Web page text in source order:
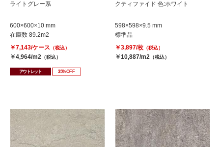
ライトグレー系
600×600×10 mm
在庫数 89.2m2
￥7,143/ケース （税込）
￥4,964/m2 （税込）
アウトレット 35%OFF
クティファイド 色:ホワイト
598×598×9.5 mm
標準品
￥3,897/枚 （税込）
￥10,887/m2 （税込）